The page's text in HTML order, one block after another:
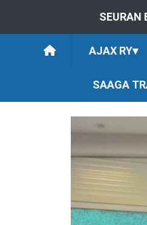
SEURAN
AJAX RY▾
SAAGA